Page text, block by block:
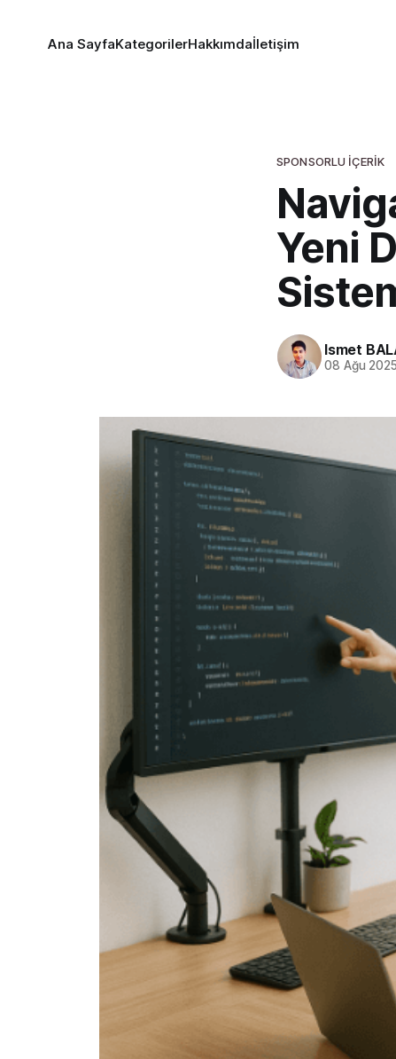
Ana SayfaKategorilerHakkımdaİletişim
SPONSORLU İÇERIK
Yeni
Ismet
08 Ağu 2025